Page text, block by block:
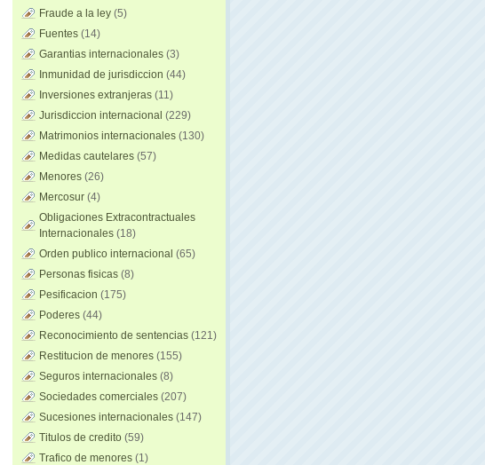
Fraude a la ley (5)
Fuentes (14)
Garantias internacionales (3)
Inmunidad de jurisdiccion (44)
Inversiones extranjeras (11)
Jurisdiccion internacional (229)
Matrimonios internacionales (130)
Medidas cautelares (57)
Menores (26)
Mercosur (4)
Obligaciones Extracontractuales
Internacionales (18)
Orden publico internacional (65)
Personas fisicas (8)
Pesificacion (175)
Poderes (44)
Reconocimiento de sentencias (121)
Restitucion de menores (155)
Seguros internacionales (8)
Sociedades comerciales (207)
Sucesiones internacionales (147)
Titulos de credito (59)
Trafico de menores (1)